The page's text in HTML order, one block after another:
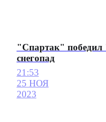
"Спартак"
снегопад
21:53
25 НОЯ
2023